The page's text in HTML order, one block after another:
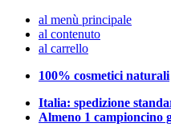
al menù principale
al contenuto
al carrello
100% cosmetici naturali
Italia: spedizione
Almeno 1 campioncino